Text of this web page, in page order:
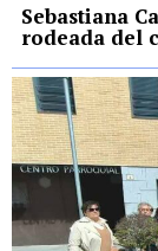
Sebastiana
rodeada del